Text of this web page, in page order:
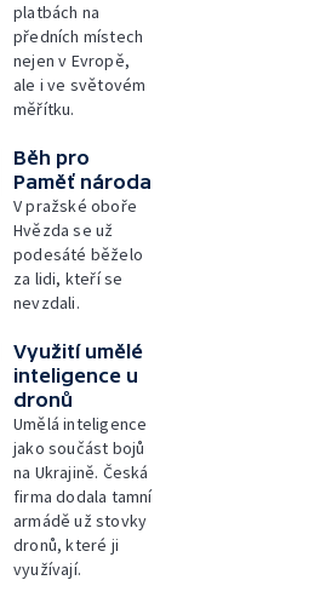
platbách na
předních místech
nejen v Evropě,
ale i ve světovém
měřítku.
Běh pro
Paměť národa
V pražské oboře
Hvězda se už
podesáté běželo
za lidi, kteří se
nevzdali.
Využití umělé
inteligence u
dronů
Umělá inteligence
jako součást bojů
na Ukrajině. Česká
firma dodala tamní
armádě už stovky
dronů, které ji
využívají.